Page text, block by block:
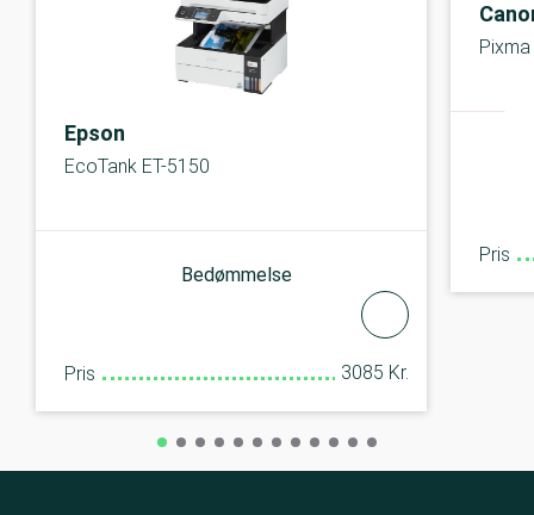
Epson
EcoTank ET-5150
Bedømmelse
Pris 3085 Kr.
Pris